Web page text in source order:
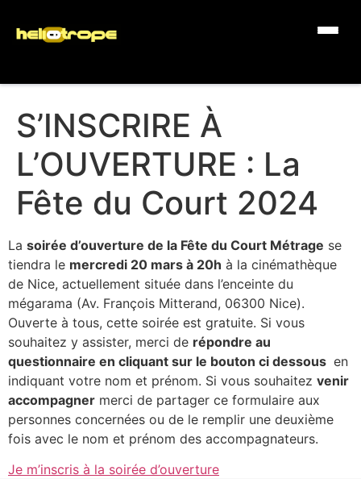
S’INSCRIRE À
L’OUVERTURE : La
Fête du Court 2024
La soirée d’ouverture de la Fête du Court Métrage se
tiendra le mercredi 20 mars à 20h à la cinémathèque
de Nice, actuellement située dans l’enceinte du
mégarama (Av. François Mitterand, 06300 Nice).
Ouverte à tous, cette soirée est gratuite. Si vous
souhaitez y assister, merci de répondre au
questionnaire en cliquant sur le bouton ci dessous en
indiquant votre nom et prénom. Si vous souhaitez venir
accompagner merci de partager ce formulaire aux
personnes concernées ou de le remplir une deuxième
fois avec le nom et prénom des accompagnateurs.
Je m’inscris à la soirée d’ouverture